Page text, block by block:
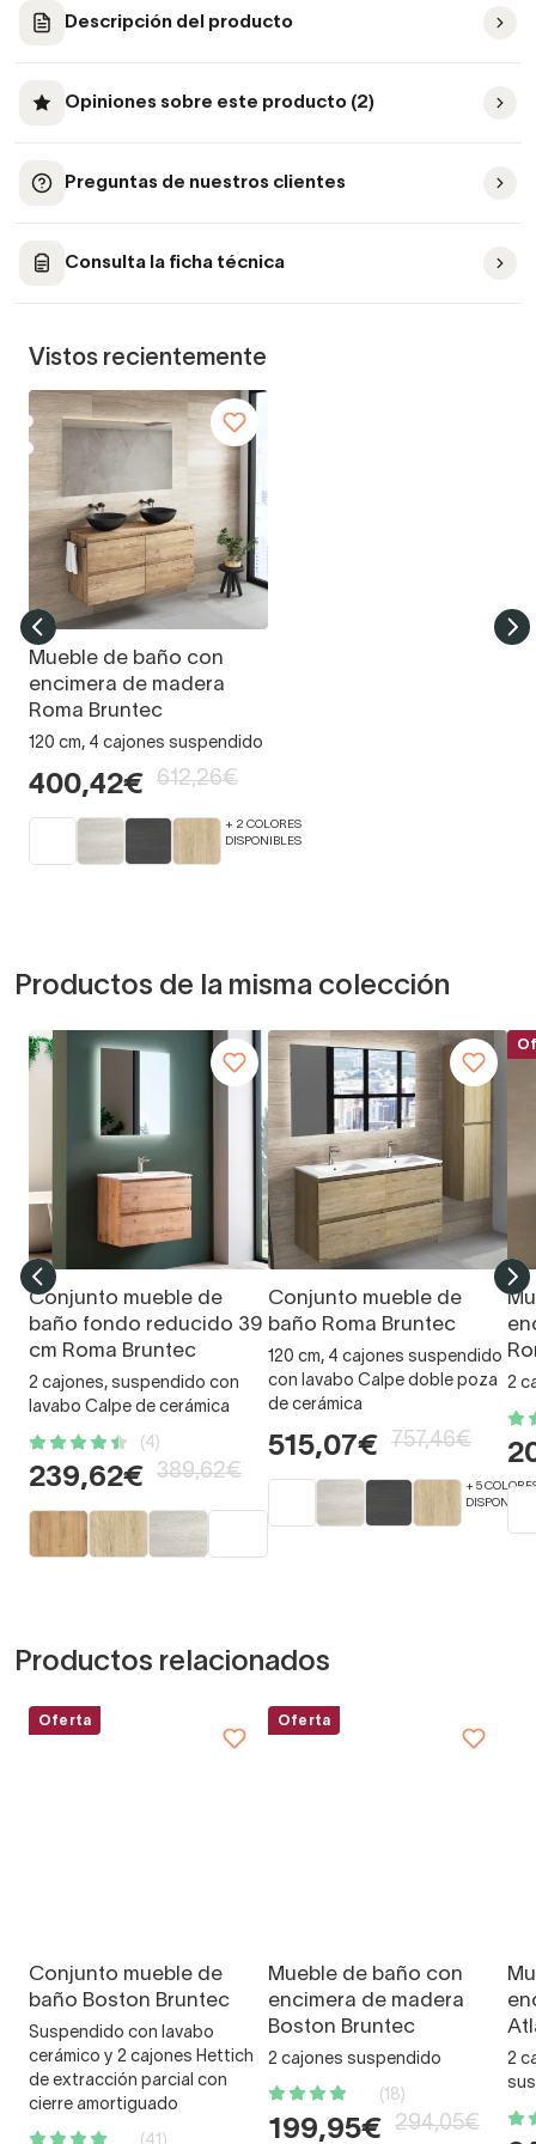
Descripción del producto
Opiniones sobre este producto (2)
Preguntas de nuestros clientes
Consulta la ficha técnica
Vistos recientemente
Mueble de baño con
encimera de madera
Roma Bruntec
120 cm, 4 cajones suspendido
400,42€ 612,26€
+ 2 COLORES
DISPONIBLES
Productos de la misma colección
Conjunto mueble de
baño fondo reducido 39
cm Roma Bruntec
2 cajones, suspendido con
lavabo Calpe de cerámica
(4)
239,62€ 389,62€
Conjunto mueble de
baño Roma Bruntec
120 cm, 4 cajones suspendido
con lavabo Calpe doble poza
de cerámica
515,07€ 757,46€
+ 5
2
Productos relacionados
Oferta
Conjunto mueble de
baño Boston Bruntec
Suspendido con lavabo
cerámico y 2 cajones Hettich
de extracción parcial con
cierre amortiguado
Oferta
Mueble de baño con
encimera de madera
Boston Bruntec
2 cajones suspendido
(18)
199,95€ 294,05€
2